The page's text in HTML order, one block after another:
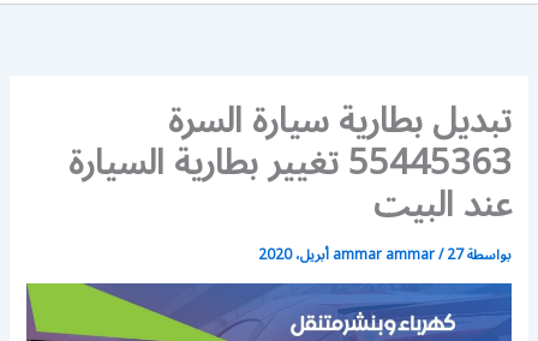
تبديل بطارية سيارة السرة
55445363 تغيير بطارية السيارة
عند البيت
بواسطة ammar ammar/27 أبريل، 2020